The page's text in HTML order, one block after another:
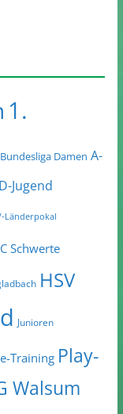
1.
Damen A-
D-Jugend
Länderpokal
Schwerte
HSV
Junioren
Training Play-
Walsum